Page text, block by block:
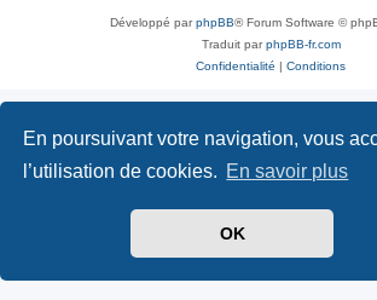
En poursuivant votre navigation, vous
l’utilisation de cookies. En savoir plus
OK
Développé parphpBB® Forum Software ©
Traduit parphpBB-fr.com
Confidentialité | Conditions